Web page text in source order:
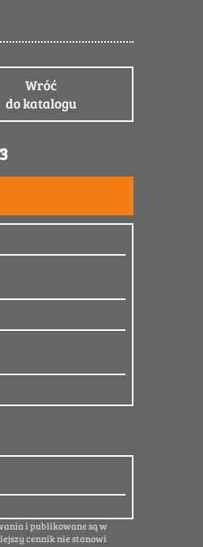
Wróć
do katalogu
i publikowane są w
cennik nie stanowi